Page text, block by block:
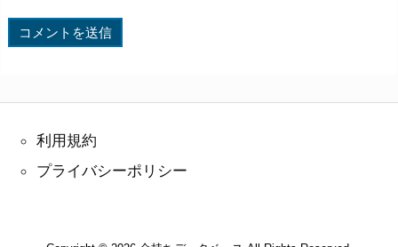
利用規約
プライバシーポリシー